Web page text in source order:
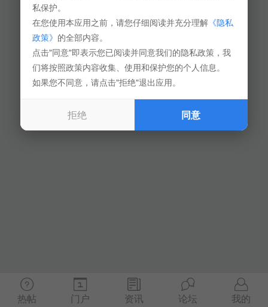
热帖 门户 资讯 论坛 我的
私保护。
在您使用本应用之前，请您仔细阅读并充分理解《隐私
政策》 的全部内容。
点击"同意"即表示您已阅读并同意我们的隐私政策，我
们将按照政策内容收集、使用和保护您的个人信息。
如果您不同意，请点击"拒绝"退出应用。
拒绝 同意